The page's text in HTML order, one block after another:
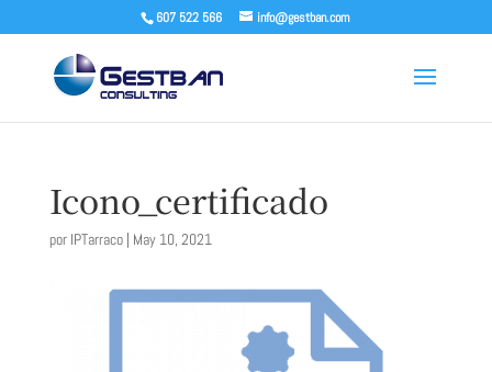
607 522 566 info@gestban.com
Icono_certificado
por IPTarraco| May 10, 2021